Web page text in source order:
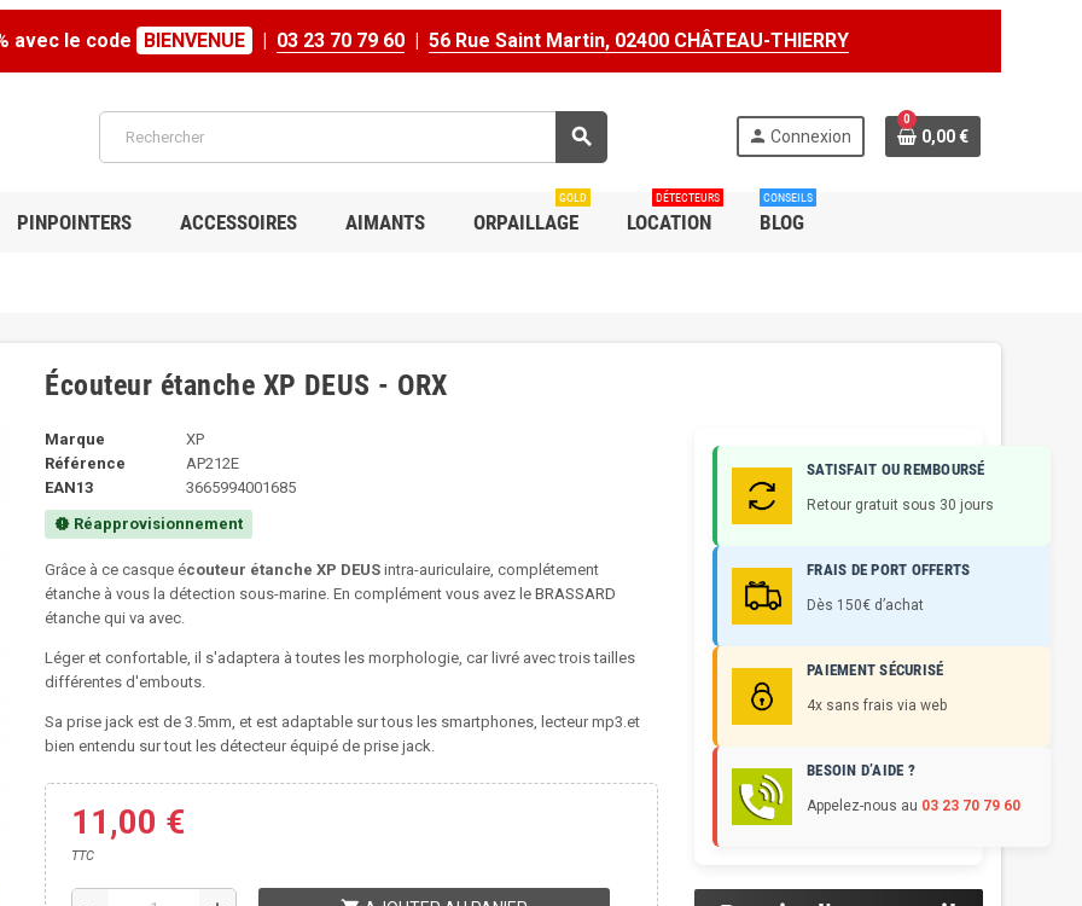
avec le code BIENVENUE | 03 23 70 79 60 | 56 Rue Saint Martin, 02400 CHÂTEAU-THIERRY
search person Connexion
0
0,00 €
PINPOINTERS ACCESSOIRES AIMANTS ORPAILLAGE
GOLD
LOCATION
DÉTECTEURS
BLOG
CONSEILS
Écouteur étanche XP DEUS - ORX
Marque
XP
Référence
AP212E
EAN13
3665994001685
new_releases Réapprovisionnement
Grâce à ce casque écouteur étanche XP DEUS intra-auriculaire, complétement
étanche à vous la détection sous-marine. En complément vous avez leBRASSARD
étanche qui va avec.
Léger et confortable, il s'adaptera à toutes les morphologie, car livré avec trois tailles
différentes d'embouts.
Sa prise jack est de 3.5mm, et est adaptable sur tous les smartphones, lecteur mp3.et
bien entendu sur tout les détecteur équipé de prise jack.
11,00 €
TTC
SATISFAIT OU REMBOURSÉ
Retour gratuit sous 30 jours
FRAIS DE PORT OFFERTS
Dès 150€ d’achat
PAIEMENT SÉCURISÉ
4x sans frais via web
BESOIN D’AIDE ?
Appelez-nous au 03 23 70 79 60